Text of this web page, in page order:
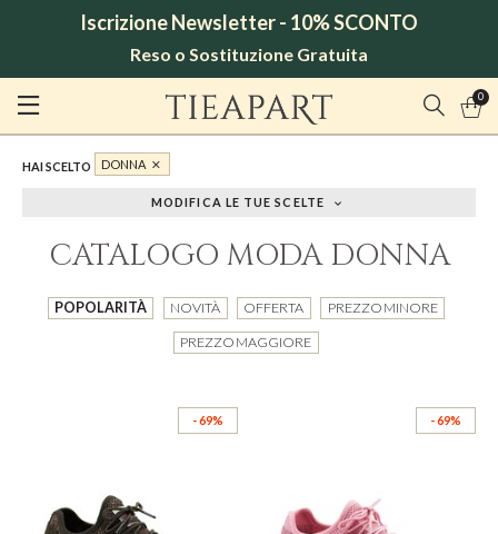
Iscrizione Newsletter - 10% SCONTO
Reso o Sostituzione Gratuita
0
HAI SCELTO DONNA
MODIFICA LE TUE SCELTE
CATALOGO MODA DONNA
POPOLARITÀ NOVITÀ OFFERTA PREZZO MINORE
PREZZO MAGGIORE
- 69% - 69%